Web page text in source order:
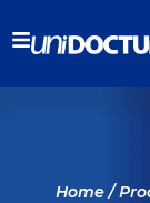
Home/